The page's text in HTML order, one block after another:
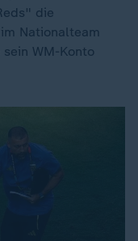
die
Nationalteam
WM-Konto